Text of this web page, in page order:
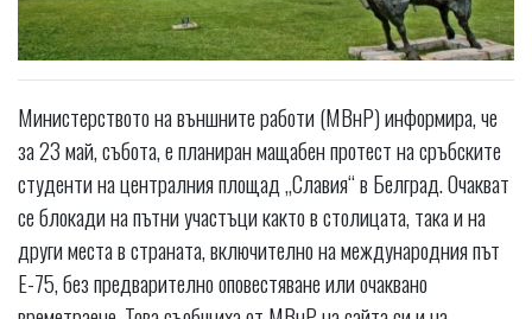
Министерството на външните работи (МВнР) информира, че
за 23 май, събота, е планиран мащабен протест на сръбските
студенти на централния площад „Славия“ в Белград. Очакват
се блокади на пътни участъци както в столицата, така и на
други места в страната, включително на международния път
Е-75, без предварително оповестяване или очаквано